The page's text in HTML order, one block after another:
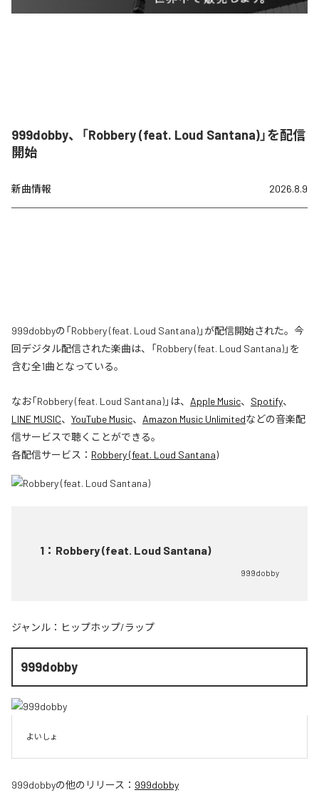
999dobby、「Robbery (feat. Loud Santana)」を配信
開始
新曲情報 2026.8.9
999dobbyの「Robbery (feat. Loud Santana)」が配信開始された。今
回デジタル配信された楽曲は、「Robbery (feat. Loud Santana)」を
含む全1曲となっている。
なお「Robbery (feat. Loud Santana)」は、 Apple Music、 Spotify、
LINE MUSIC、 YouTube Music、 Amazon Music Unlimitedなどの音楽配
信サービスで聴くことができる。
各配信サービス： Robbery (feat. Loud Santana)
1 ： Robbery (feat. Loud Santana)
999dobby
ジャンル： ヒップホップ/ラップ
999dobby
よいしょ
999dobbyの他のリリース： 999dobby